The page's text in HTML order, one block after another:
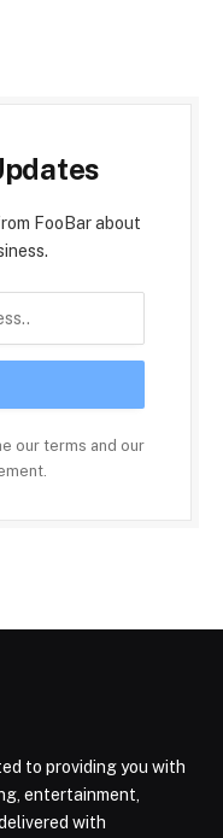
FooBar about
our terms and our
to providing you with
entertainment,
with